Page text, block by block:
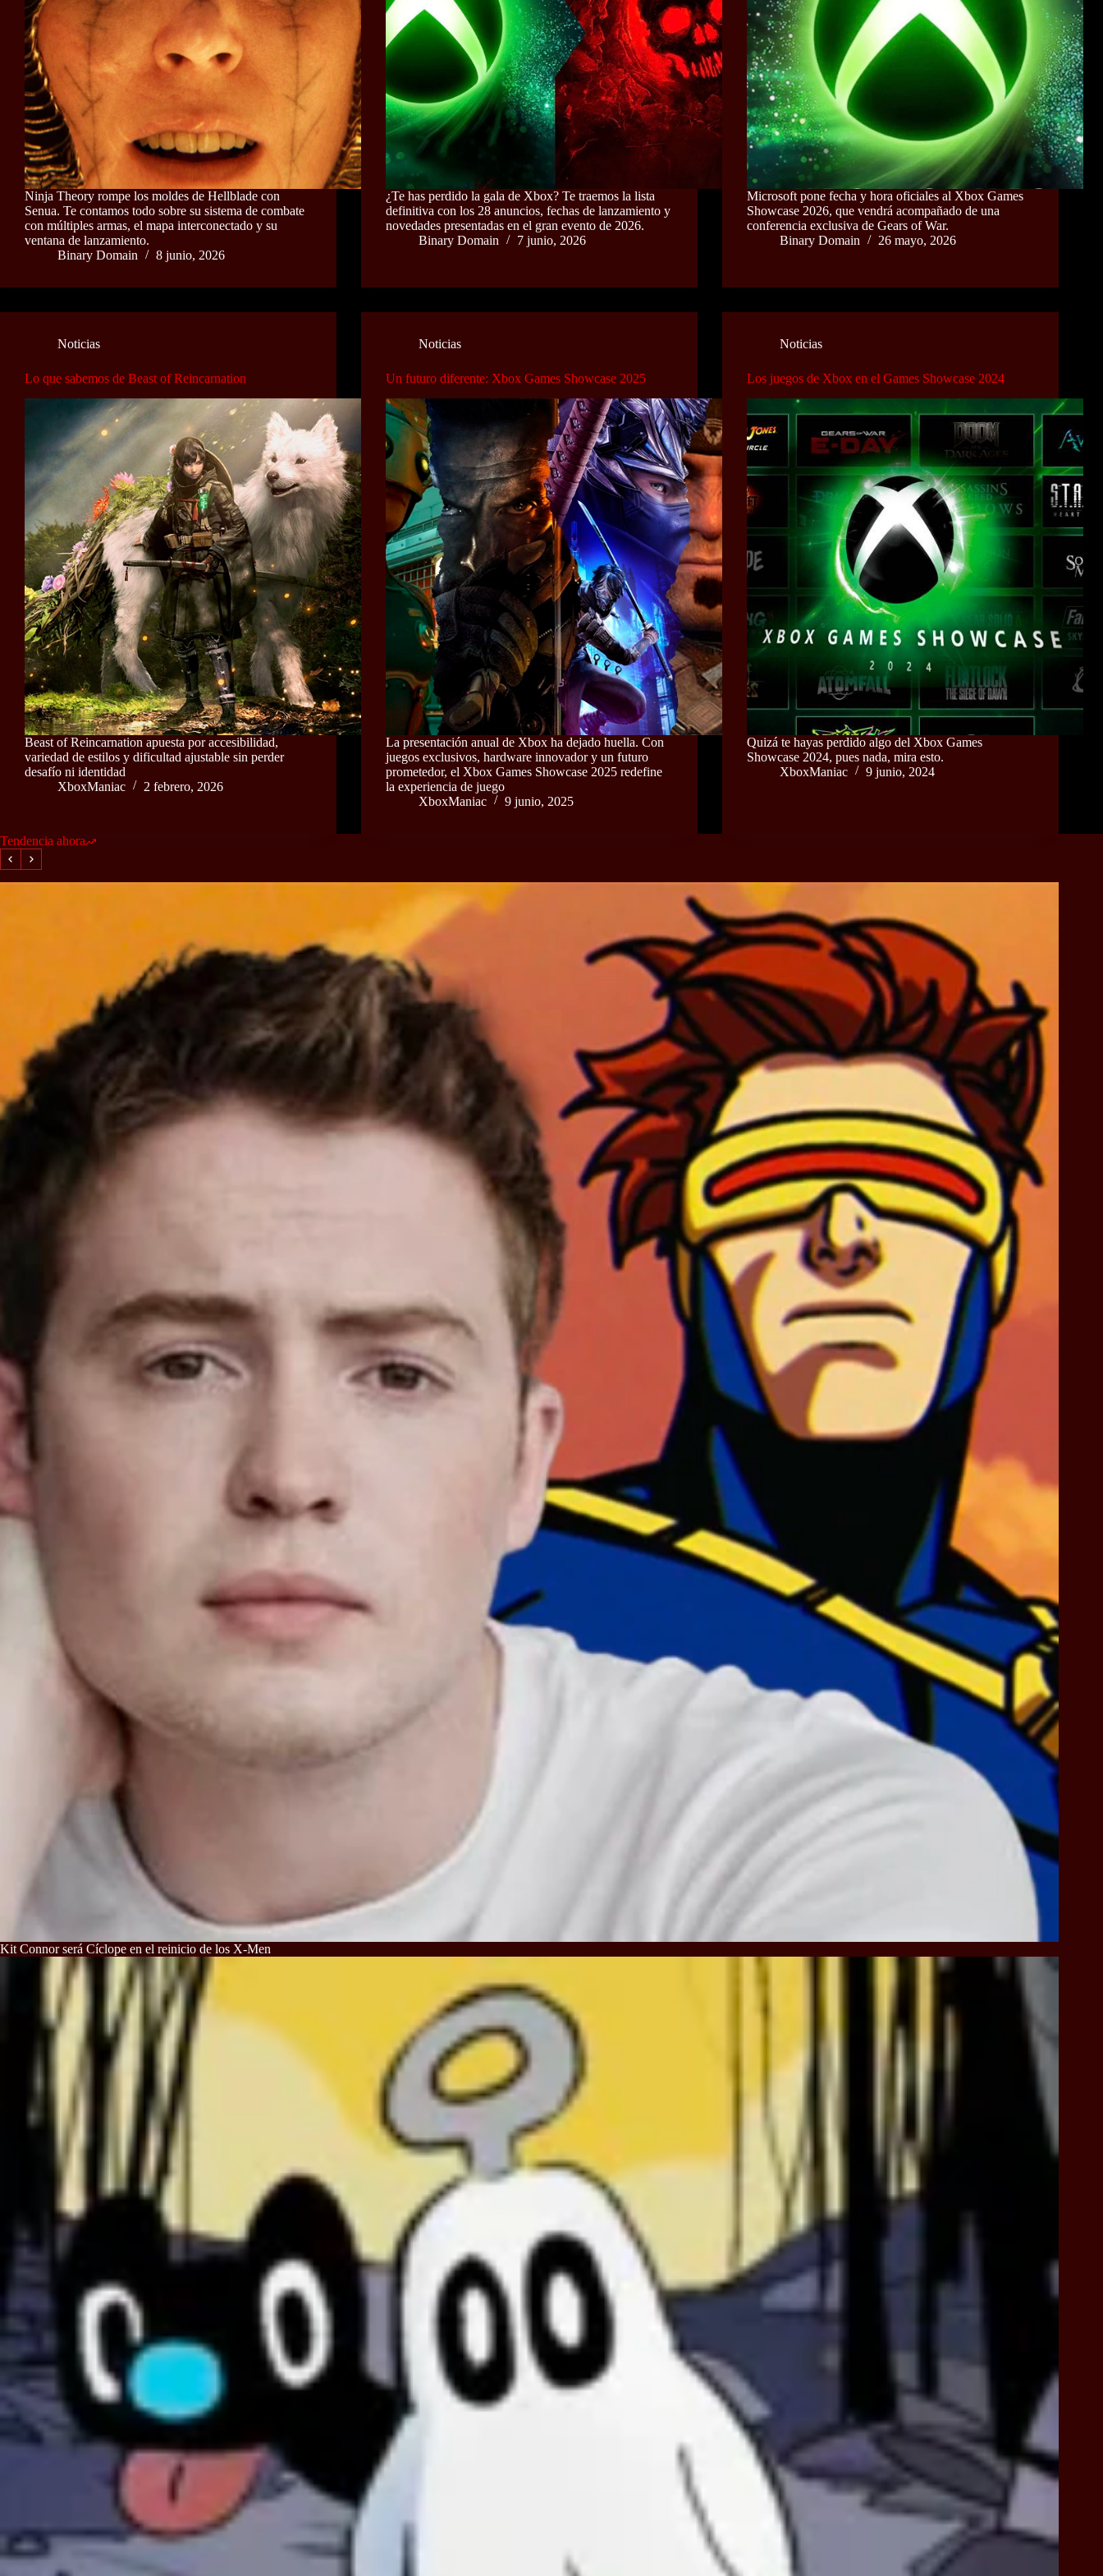
Ninja Theory rompe los moldes de Hellblade con
Senua. Te contamos todo sobre su sistema de combate
con múltiples armas, el mapa interconectado y su
ventana de lanzamiento.
Binary Domain
8 junio, 2026
¿Te has perdido la gala de Xbox? Te traemos la lista
definitiva con los 28 anuncios, fechas de lanzamiento y
novedades presentadas en el gran evento de 2026.
Binary Domain
7 junio, 2026
Microsoft pone fecha y hora oficiales al Xbox Games
Showcase 2026, que vendrá acompañado de una
conferencia exclusiva de Gears of War.
Binary Domain
26 mayo, 2026
Noticias
Lo que sabemos de Beast of Reincarnation
Beast of Reincarnation apuesta por accesibilidad,
variedad de estilos y dificultad ajustable sin perder
desafío ni identidad
XboxManiac
2 febrero, 2026
Noticias
Un futuro diferente: Xbox Games Showcase 2025
La presentación anual de Xbox ha dejado huella. Con
juegos exclusivos, hardware innovador y un futuro
prometedor, el Xbox Games Showcase 2025 redefine
la experiencia de juego
XboxManiac
9 junio, 2025
Noticias
Los juegos de Xbox en el Games Showcase 2024
Quizá te hayas perdido algo del Xbox Games
Showcase 2024, pues nada, mira esto.
XboxManiac
9 junio, 2024
Tendencia ahora
Kit Connor será Cíclope en el reinicio de los X-Men